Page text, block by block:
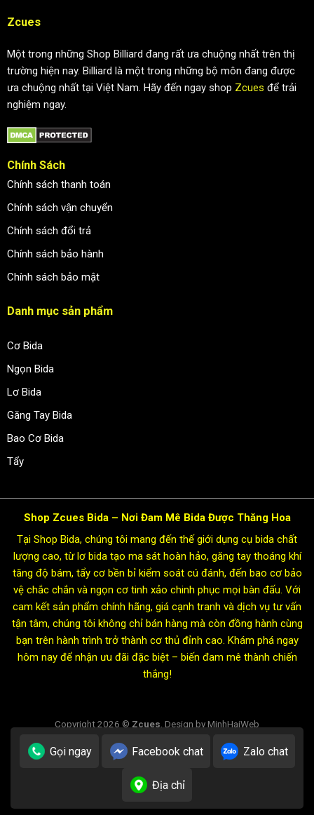
Zcues
Một trong những Shop Billiard đang rất ưa chuộng nhất trên thị
trường hiện nay. Billiard là một trong những bộ môn đang được
ưa chuộng nhất tại Việt Nam. Hãy đến ngay shop Zcues để trải
nghiệm ngay.
Chính Sách
Chính sách thanh toán
Chính sách vận chuyển
Chính sách đổi trả
Chính sách bảo hành
Chính sách bảo mật
Danh mục sản phẩm
Cơ Bida
Ngọn Bida
Lơ Bida
Găng Tay Bida
Bao Cơ Bida
Tẩy
Shop Zcues Bida – Nơi Đam Mê Bida Được Thăng Hoa
Tại Shop Bida, chúng tôi mang đến thế giới dụng cụ bida chất
lượng cao, từ lơ bida tạo ma sát hoàn hảo, găng tay thoáng khí
tăng độ bám, tẩy cơ bền bỉ kiểm soát cú đánh, đến bao cơ bảo
vệ chắc chắn và ngọn cơ tinh xảo chinh phục mọi bàn đấu. Với
cam kết sản phẩm chính hãng, giá cạnh tranh và dịch vụ tư vấn
tận tâm, chúng tôi không chỉ bán hàng mà còn đồng hành cùng
bạn trên hành trình trở thành cơ thủ đỉnh cao. Khám phá ngay
hôm nay để nhận ưu đãi đặc biệt – biến đam mê thành chiến
thắng!
Copyright 2026 © Zcues . Design by MinhHaiWeb
Gọi ngay Facebook chat Zalo chat
Địa chỉ